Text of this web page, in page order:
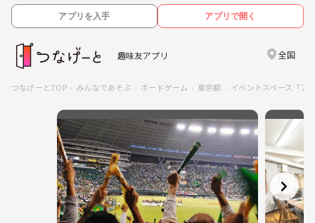
アプリを入手 アプリで開く
趣味友アプリ 全国
つなげーとTOP みんなであそぶ ボードゲーム 東京都 イベントスペース「ア